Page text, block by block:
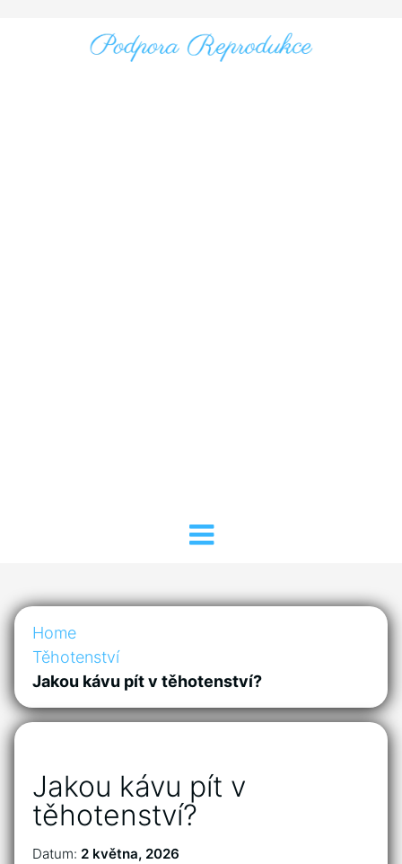
Home
Těhotenství
Jakou kávu pít v těhotenství?
Jakou kávu pít v
těhotenství?
Datum: 2 května, 2026